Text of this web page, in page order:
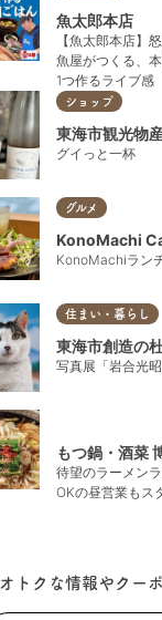
魚太郎本店
【魚太郎本店】
魚屋がつくる、
1つ作るライブ感
ショップ
東海市観光物
グイっと一杯
グルメ
KonoMachi
KonoMachiラン
住まい・暮らし
東海市創造の
写真展「岩合光
もつ鍋・酒菜
待望のラーメン
OKの昼営業もス
オトクな情報やクー